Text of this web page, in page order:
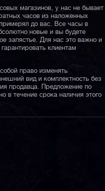
магазинов, у нас не бывает
часов из наложенных
до вас. Все часы в
новые и вы будете
запястье. Для нас это важно и
клиентам
право изменять
вид и комплектность без
продавца. Предложение по
в течение срока наличия этого